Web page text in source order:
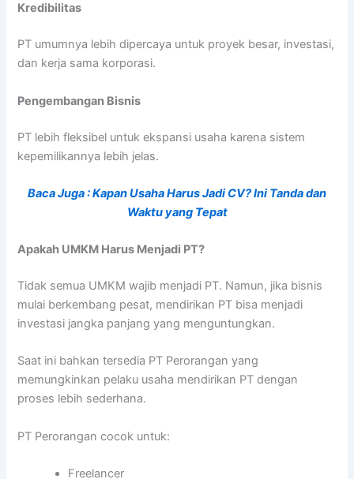
Kredibilitas
PT umumnya lebih dipercaya untuk proyek besar, investasi,
dan kerja sama korporasi.
Pengembangan Bisnis
PT lebih fleksibel untuk ekspansi usaha karena sistem
kepemilikannya lebih jelas.
Baca Juga : Kapan Usaha Harus Jadi CV? Ini Tanda dan
Waktu yang Tepat
Apakah UMKM Harus Menjadi PT?
Tidak semua UMKM wajib menjadi PT. Namun, jika bisnis
mulai berkembang pesat, mendirikan PT bisa menjadi
investasi jangka panjang yang menguntungkan.
Saat ini bahkan tersedia PT Perorangan yang
memungkinkan pelaku usaha mendirikan PT dengan
proses lebih sederhana.
PT Perorangan cocok untuk:
Freelancer